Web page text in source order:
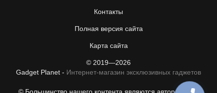
Контакты
Полная версия сайта
Карта сайта
© 2019—2026
Gadget Planet - Интернет-магазин эксклюзивных гаджетов